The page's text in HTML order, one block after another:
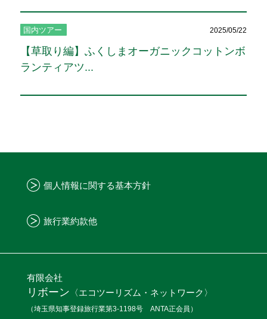
国内ツアー 2025/05/22
【草取り編】ふくしまオーガニックコットンボ
ランティアツ...
個人情報に関する基本方針
旅行業約款他
有限会社
リボーン 〈エコツーリズム・ネットワーク〉
（埼玉県知事登録旅行業第3-1198号 ANTA正会員）